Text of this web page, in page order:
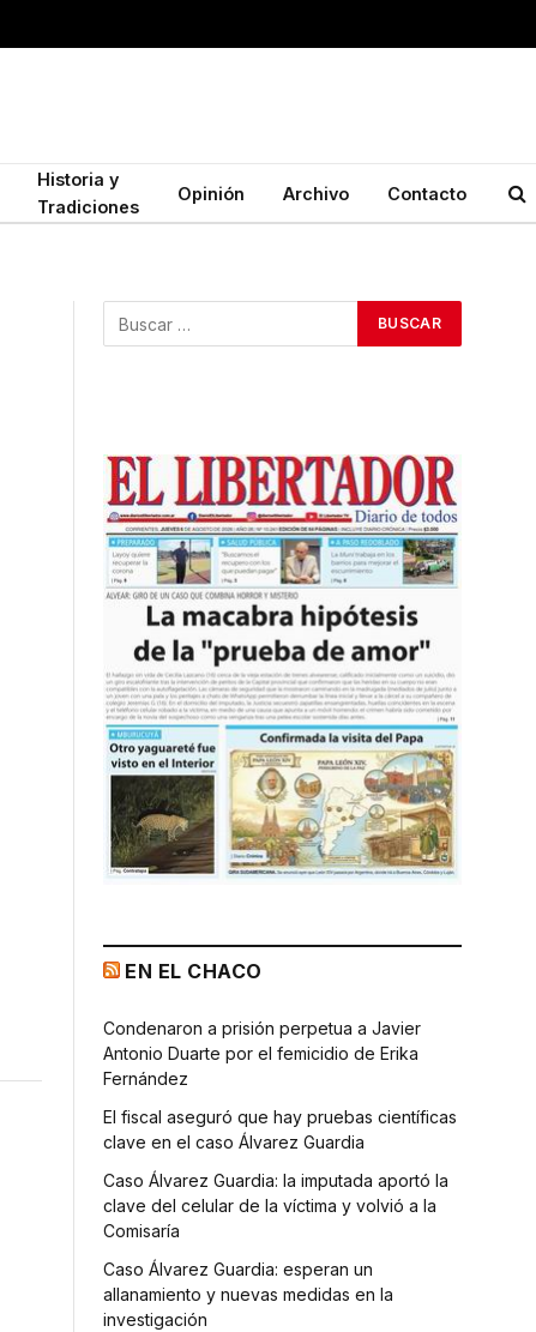
Historia y
Tradiciones
Opinión Archivo Contacto
EN EL CHACO
Condenaron a prisión perpetua a Javier
Antonio Duarte por el femicidio de Erika
Fernández
El fiscal aseguró que hay pruebas científicas
clave en el caso Álvarez Guardia
Caso Álvarez Guardia: la imputada aportó la
clave del celular de la víctima y volvió a la
Comisaría
Caso Álvarez Guardia: esperan un
allanamiento y nuevas medidas en la
investigación